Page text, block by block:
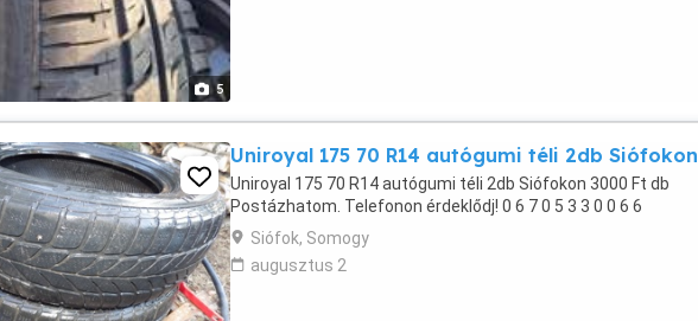
5
Uniroyal 175 70 R14 autógumi téli 2db Siófokon
Uniroyal 175 70 R14 autógumi téli 2db Siófokon 3000 Ft db
Postázhatom. Telefonon érdeklődj! 0 6 7 0 5 3 3 0 0 6 6
Siófok, Somogy
augusztus 2